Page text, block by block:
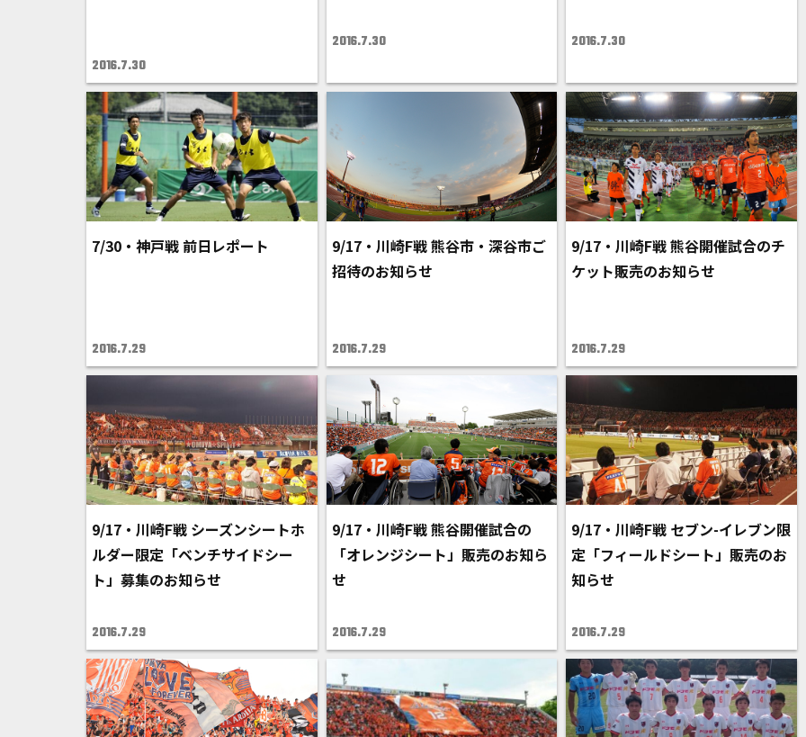
2016.7.30
2016.7.30 2016.7.30
7/30・神戸戦 前日レポート
2016.7.29
9/17・川崎F戦 熊谷市・深谷市ご
招待のお知らせ
2016.7.29
9/17・川崎F戦 熊谷開催試合のチ
ケット販売のお知らせ
2016.7.29
9/17・川崎F戦 シーズンシートホ
ルダー限定「ベンチサイドシー
ト」募集のお知らせ
2016.7.29
9/17・川崎F戦 熊谷開催試合の
「オレンジシート」販売のお知ら
せ
2016.7.29
9/17・川崎F戦 セブン-イレブン限
定「フィールドシート」販売のお
知らせ
2016.7.29